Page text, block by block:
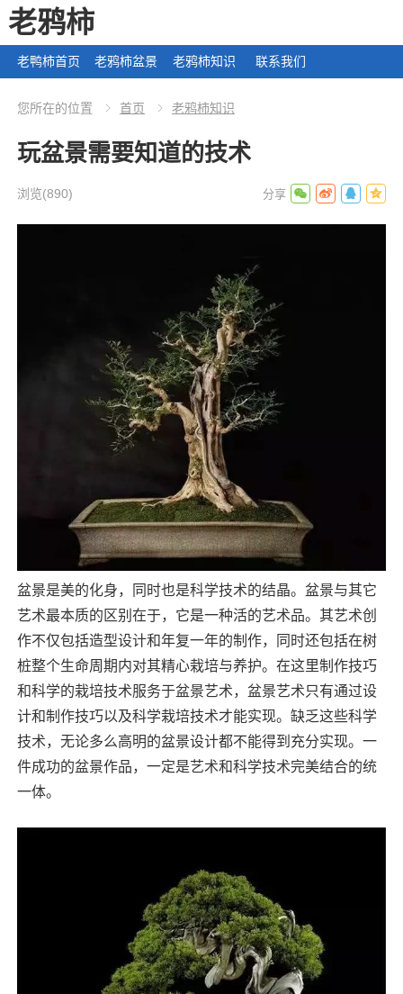
老鸦柿
老鸭柿首页 老鸦柿盆景 老鸦柿知识 联系我们
您所在的位置 首页 老鸦柿知识
玩盆景需要知道的技术
浏览(890)
盆景是美的化身，同时也是科学技术的结晶。盆景与其它
艺术最本质的区别在于，它是一种活的艺术品。其艺术创
作不仅包括造型设计和年复一年的制作，同时还包括在树
桩整个生命周期内对其精心栽培与养护。在这里制作技巧
和科学的栽培技术服务于盆景艺术，盆景艺术只有通过设
计和制作技巧以及科学栽培技术才能实现。缺乏这些科学
技术，无论多么高明的盆景设计都不能得到充分实现。一
件成功的盆景作品，一定是艺术和科学技术完美结合的统
一体。